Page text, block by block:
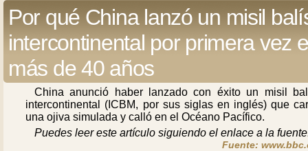
Por qué China lanzó un misil
intercontinental por primera vez
más de 40 años
China anunció haber lanzado con éxito un misil
intercontinental (ICBM, por sus siglas en inglés) que
una ojiva simulada y calló en el Océano Pacífico.
Puedes leer este artículo siguiendo el enlace a la
Fuente: